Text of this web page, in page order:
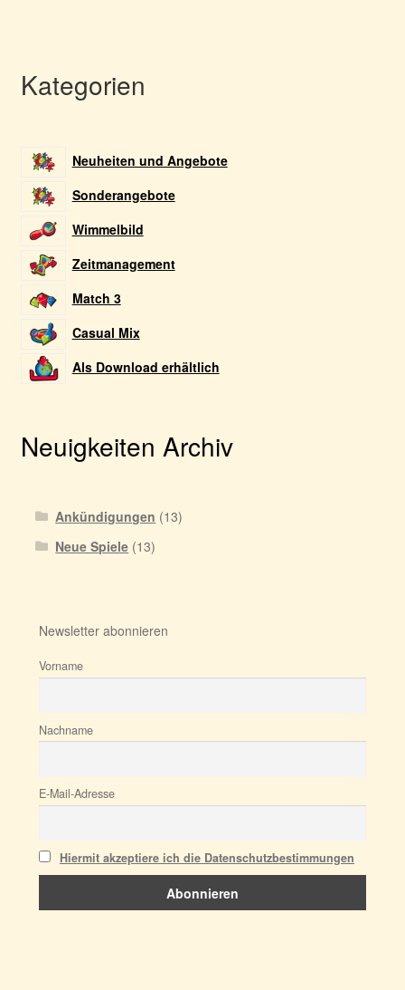
Kategorien
Neuheiten und Angebote
Sonderangebote
Wimmelbild
Zeitmanagement
Match 3
Casual Mix
Als Download erhältlich
Neuigkeiten Archiv
Ankündigungen (13)
Neue Spiele (13)
Newsletter abonnieren
Vorname
Nachname
E-Mail-Adresse
Hiermit akzeptiere ich die Datenschutzbestimmungen